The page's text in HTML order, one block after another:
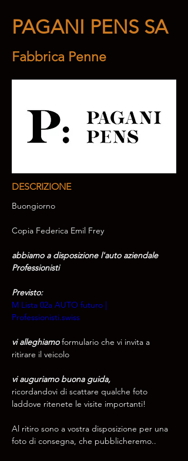
PAGANI PENS SA
Fabbrica Penne
DESCRIZIONE
Buongiorno
Copia Federica Emil Frey
abbiamo a disposizione l'auto aziendale
Professionisti
Previsto:
M Lista 02a AUTO futuro |
Professionisti.swiss
vi alleghiamo formulario che vi invita a
ritirare il veicolo
vi auguriamo buona guida,
ricordandovi di scattare qualche foto
laddove ritenete le visite importanti!
Al ritiro sono a vostra disposizione per una
foto di consegna, che pubblicheremo..